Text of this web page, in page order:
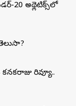
20 అథ్లెటిక్స్‌లో
రివ్యూ..